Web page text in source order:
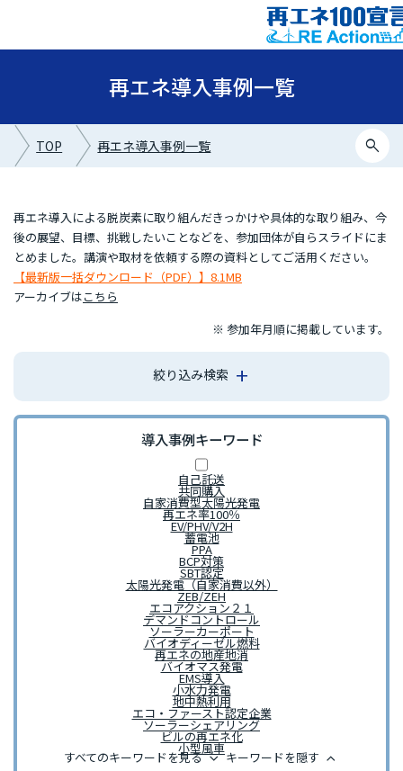
再エネ導入事例一覧
TOP 再エネ導入事例一覧 search
再エネ導入による脱炭素に取り組んだきっかけや具体的な取り組み、今
後の展望、目標、挑戦したいことなどを、参加団体が自らスライドにま
とめました。講演や取材を依頼する際の資料としてご活用ください。
【最新版一括ダウンロード（PDF）】8.1MB
アーカイブはこちら
※ 参加年月順に掲載しています。
絞り込み検索
導入事例キーワード
自己託送
共同購入
自家消費型太陽光発電
再エネ率100％
EV/PHV/V2H
蓄電池
PPA
BCP対策
SBT認定
太陽光発電（自家消費以外）
ZEB/ZEH
エコアクション２１
デマンドコントロール
ソーラーカーポート
バイオディーゼル燃料
再エネの地産地消
バイオマス発電
EMS導入
小水力発電
地中熱利用
エコ・ファースト認定企業
ソーラーシェアリング
ビルの再エネ化
小型風車
すべてのキーワードを見るkeyboard_arrow_down キーワードを隠す keyboard_arrow_up